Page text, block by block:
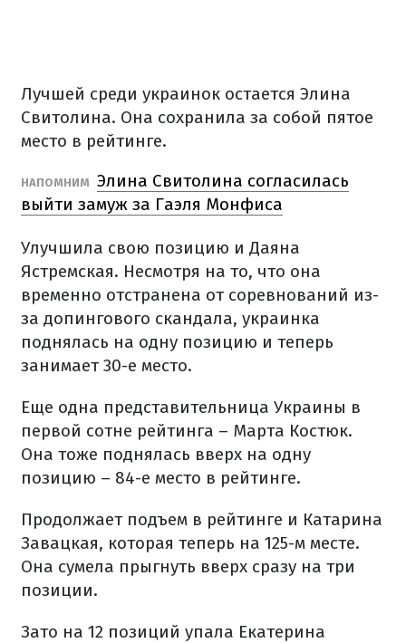
Лучшей среди украинок остается Элина
Свитолина. Она сохранила за собой пятое
место в рейтинге.
НАПОМНИМ Элина Свитолина согласилась
выйти замуж за Гаэля Монфиса
Улучшила свою позицию и Даяна
Ястремская. Несмотря на то, что она
временно отстранена от соревнований из-
за допингового скандала, украинка
поднялась на одну позицию и теперь
занимает 30-е место.
Еще одна представительница Украины в
первой сотне рейтинга – Марта Костюк.
Она тоже поднялась вверх на одну
позицию – 84-е место в рейтинге.
Продолжает подъем в рейтинге и Катарина
Завацкая, которая теперь на 125-м месте.
Она сумела прыгнуть вверх сразу на три
позиции.
Зато на 12 позиций упала Екатерина